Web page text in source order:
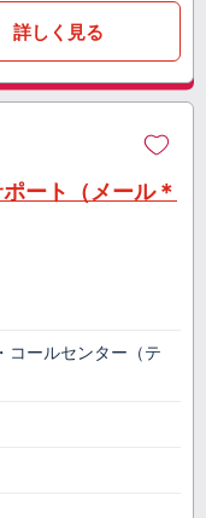
詳しく見る
ート（メール＊
コールセンター（テ